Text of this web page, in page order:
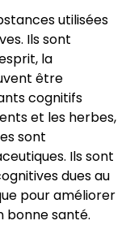
utilisées
Ils sont
la
être
cognitifs
et les herbes,
sont
Ils sont
dues au
pour améliorer
bonne santé.